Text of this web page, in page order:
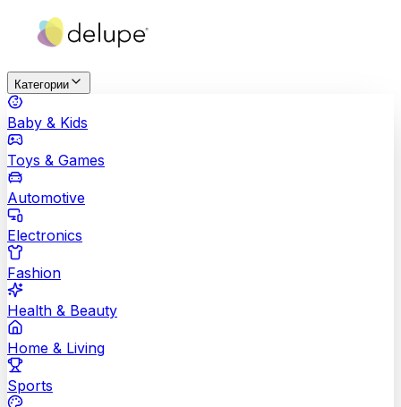
Категории
Baby & Kids
Toys & Games
Automotive
Electronics
Fashion
Health & Beauty
Home & Living
Sports